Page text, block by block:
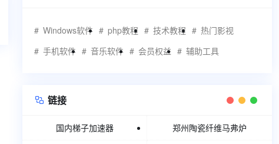
Windows软件 php教程 技术教程
热门影视
手机软件
音乐软件 会员权益 辅助工具
 链接
国内梯子加速器 郑州陶瓷纤维马弗炉